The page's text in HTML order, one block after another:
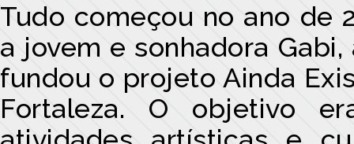
Tudo começou no ano de
a jovem e sonhadora Gabi,
fundou o projeto Ainda
Fortaleza. O objetivo